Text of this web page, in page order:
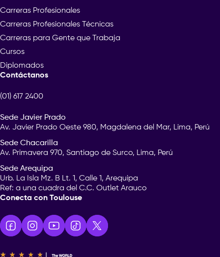
Carreras Profesionales
Carreras Profesionales Técnicas
Carreras para Gente que Trabaja
Cursos
Diplomados
Contáctanos
(01) 617 2400
Sede Javier Prado
Av. Javier Prado Oeste 980, Magdalena del Mar, Lima, Perú
Sede Chacarilla
Av. Primavera 970, Santiago de Surco, Lima, Perú
Sede Arequipa
Urb. La Isla Mz. B Lt. 1, Calle 1, Arequipa
Ref: a una cuadra del C.C. Outlet Arauco
Conecta con Toulouse